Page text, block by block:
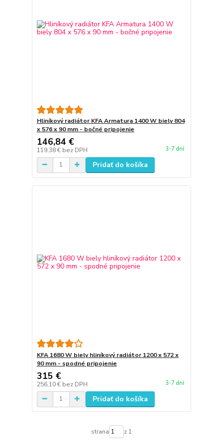
Hliníkový radiátor KFA Armatura 1400 W biely 804
x 576 x 90 mm - bočné pripojenie
146,84 €
119,38 € bez DPH 3-7 dní
Pridať do košíka
KFA 1680 W biely hliníkový radiátor 1200 x 572 x
90 mm - spodné pripojenie
315 €
256,10 € bez DPH 3-7 dní
Pridať do košíka
strana z 1